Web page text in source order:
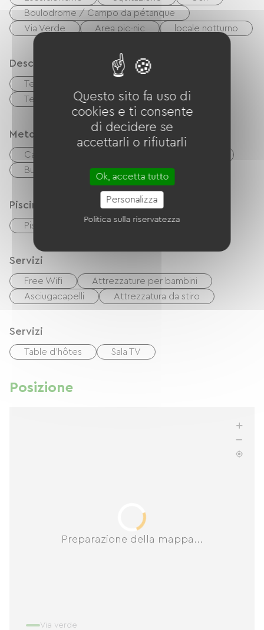
Boulodrome / Campo da pétanque
Via Verde
Area pic-nic locale notturno
Descrizione
Terrazzo
Terreno privato recintato
Metodi di pagamento
Carta di credito
Buoni vacanza (ANCV)
Piscina
Piscina collettiva
Servizi
Free Wifi
Attrezzature per bambini
Asciugacapelli
Attrezzatura da stiro
Servizi
Table d'hôtes Sala TV
Posizione
Preparazione della mappa...
Via verde
Questo sito fa uso di
cookies e ti consente
di decidere se
accettarli o rifiutarli
Ok, accetta tutto
Personalizza
Politica sulla riservatezza